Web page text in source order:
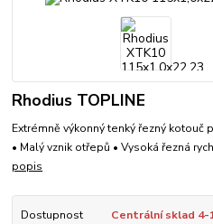
Rhodius TOPLINE
Extrémně výkonný tenký řezný kotouč
• Malý vznik otřepů • Vysoká řezná
popis
Dostupnost
Centrální sklad 4-